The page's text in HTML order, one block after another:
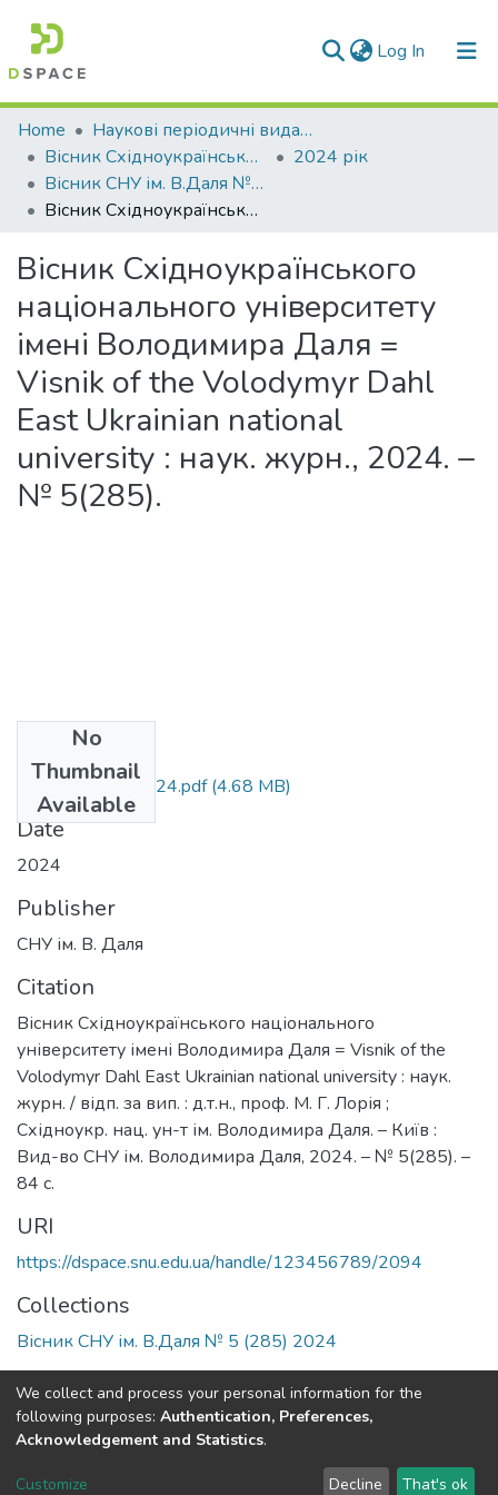
Log In (current)
Communities & Collections
All of DSpace
Statistics
Home
Наукові періодичні видання СНУ ім. В. Даля
Вісник Східноукраїнського національного університету імені В. Даля
2024 рік
Вісник СНУ ім. В.Даля № 5 (285) 2024
Вісник Східноукраїнського національного університету імені Володимира Даля = Visnik of the Volodymyr Dahl East Ukrainian national university : наук. журн., 2024. – № 5(285).
Вісник Східноукраїнського
національного університету
імені Володимира Даля =
Visnik of the Volodymyr Dahl
East Ukrainian national
university : наук. журн., 2024. –
№ 5(285).
No
Thumbnail
Available
Вісник 5(285)2024.pdf(4.68 MB)
Date
2024
Publisher
СНУ ім. В. Даля
Citation
Вісник Східноукраїнського національного
університету імені Володимира Даля = Visnik of the
Volodymyr Dahl East Ukrainian national university : наук.
журн. / відп. за вип. : д.т.н., проф. М. Г. Лорія ;
Східноукр. нац. ун-т ім. Володимира Даля. – Київ :
Вид-во СНУ ім. Володимира Даля, 2024. – № 5(285). –
84 с.
URI
https://dspace.snu.edu.ua/handle/123456789/2094
Collections
Вісник СНУ ім. В.Даля № 5 (285) 2024
Full item page
Dspace & Volodymyr Dahl East Ukrainian National University
LYRASIS
We collect and process your personal information for the
following purposes: Authentication, Preferences,
Acknowledgement and Statistics.
Customize Decline That's ok